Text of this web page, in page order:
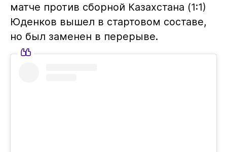
матче против сборной Казахстана (1:1)
Юденков вышел в стартовом составе,
но был заменен в перерыве.